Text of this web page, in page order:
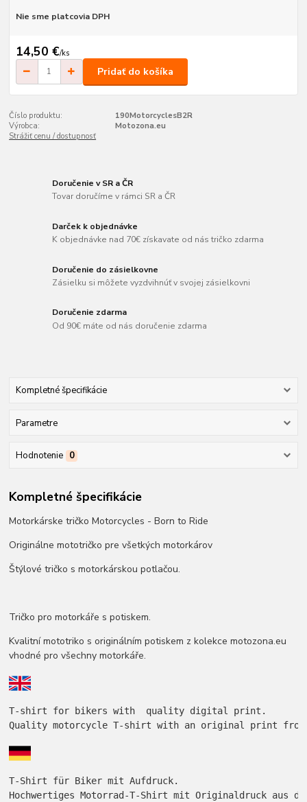
Nie sme platcovia DPH
14,50 €/ks
Pridať do košíka
Číslo produktu:
190MotorcyclesB2R
Výrobca:
Motozona.eu
Strážiť cenu / dostupnosť
Doručenie v SR a ČR
Tovar doručíme v rámci SR a ČR
Darček k objednávke
K objednávke nad 70€ získavate od nás tričko zdarma
Doručenie do zásielkovne
Zásielku si môžete vyzdvihnúť v svojej zásielkovni
Doručenie zdarma
Od 90€ máte od nás doručenie zdarma
Kompletné špecifikácie
Parametre
Hodnotenie 0
Kompletné špecifikácie
Motorkárske tričko Motorcycles - Born to Ride
Originálne mototričko pre všetkých motorkárov
Štýlové tričko s motorkárskou potlačou.
Tričko pro motorkáře s potiskem.
Kvalitní mototriko s originálním potiskem z kolekce motozona.eu
vhodné pro všechny motorkáře.
Quality motorcycle T-shirt with an original print
Hochwertiges Motorrad-T-Shirt mit Originaldruck aus